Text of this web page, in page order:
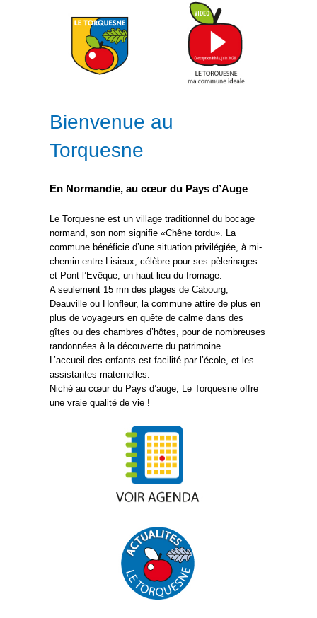
Bienvenue au
Torquesne
En Normandie, au cœur du Pays d’Auge
Le Torquesne est un village traditionnel du bocage
normand, son nom signifie «Chêne tordu». La
commune bénéficie d’une situation privilégiée, à mi-
chemin entre Lisieux, célèbre pour ses pèlerinages
et Pont l’Evêque, un haut lieu du fromage.
A seulement 15 mn des plages de Cabourg,
Deauville ou Honfleur, la commune attire de plus en
plus de voyageurs en quête de calme dans des
gîtes ou des chambres d’hôtes, pour de nombreuses
randonnées à la découverte du patrimoine.
L’accueil des enfants est facilité par l’école, et les
assistantes maternelles.
Niché au cœur du Pays d’auge, Le Torquesne offre
une vraie qualité de vie !